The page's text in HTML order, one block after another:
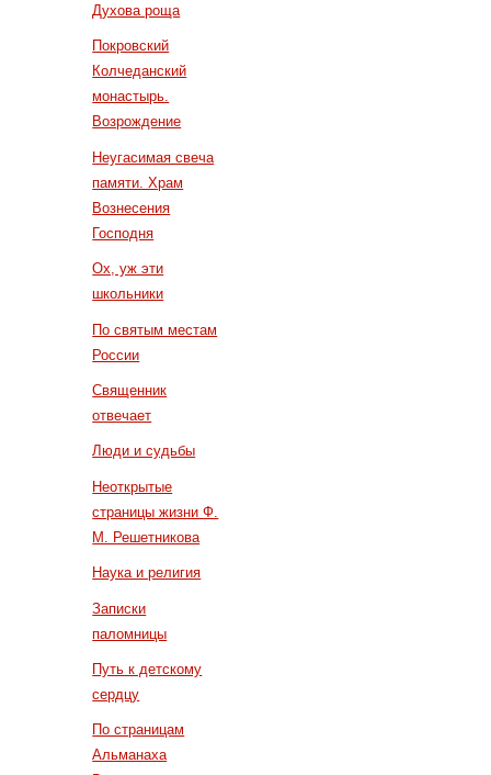
Духова роща
Покровский
Колчеданский
монастырь.
Возрождение
Неугасимая свеча
памяти. Храм
Вознесения
Господня
Ох, уж эти
школьники
По святым местам
России
Священник
отвечает
Люди и судьбы
Неоткрытые
страницы жизни Ф.
М. Решетникова
Наука и религия
Записки
паломницы
Путь к детскому
сердцу
По страницам
Альманаха